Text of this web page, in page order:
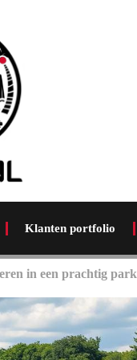
Klanten portfolio
in een prachtig park